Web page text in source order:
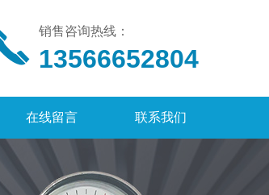
销售咨询热线：
13566652804
在线留言 联系我们